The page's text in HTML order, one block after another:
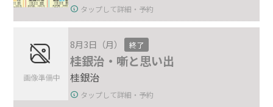
タップして詳細・予約
8月3日（月） 終了
桂銀治・噺と思い出
桂銀治
タップして詳細・予約